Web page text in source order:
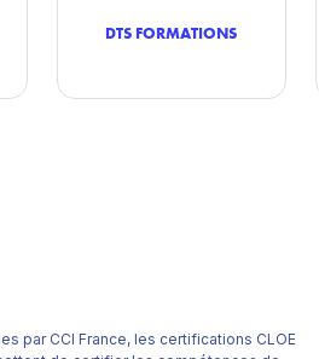
DTS FORMATIONS
par CCI France, les certifications CLOE